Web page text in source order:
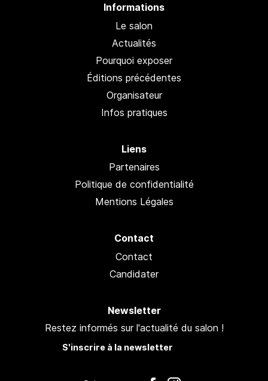
Informations
Le salon
Actualités
Pourquoi exposer
Éditions précédentes
Organisateur
Infos pratiques
Liens
Partenaires
Politique de confidentialité
Mentions Légales
Contact
Contact
Candidater
Newsletter
Restez informés sur l'actualité du salon !
S'inscrire à la newsletter